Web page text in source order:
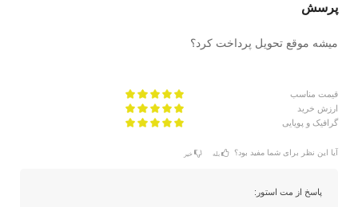
پرسش
میشه موقع تحویل پرداخت کرد؟
قیمت مناسب
ارزش خرید
گرافیک و پویایی
آیا این نظر برای شما مفید بود؟ بله خیر
پاسخ از مت استور: